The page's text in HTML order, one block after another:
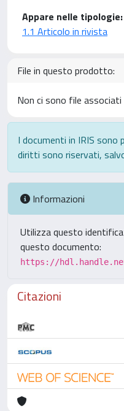
Appare nelle tipologie:
1.1 Articolo in rivista
File in questo prodotto:
Non ci sono file
I documenti in IRIS
diritti sono riservati,
Informazioni
Utilizza questo
questo documento:
https://
Citazioni